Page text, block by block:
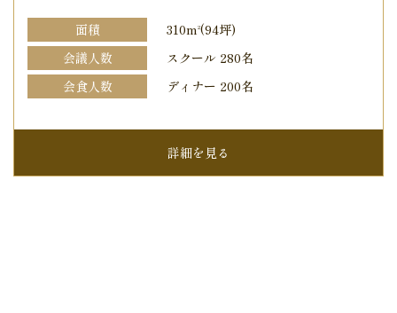
面積 310m2(94坪)
会議人数
スクール 280名
会食人数
ディナー 200名
詳細を見る